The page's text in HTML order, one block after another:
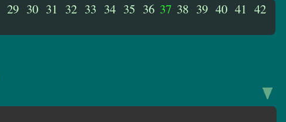
29 30 31 32 33 34 35 36 37 38 39 40 41 42